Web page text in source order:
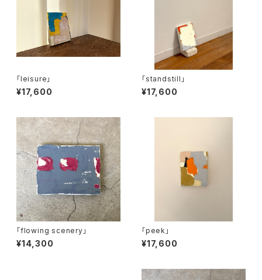
「leisure」
¥17,600
「standstill」
¥17,600
「flowing scenery」
¥14,300
「peek」
¥17,600